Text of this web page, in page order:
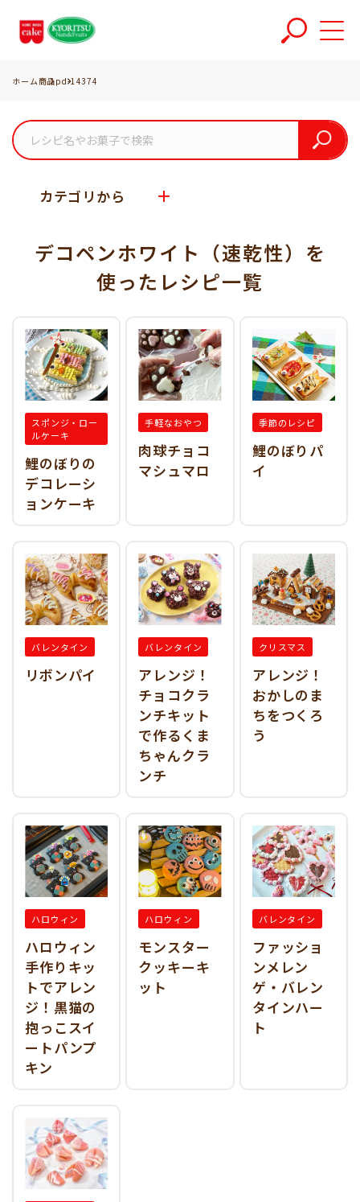
ホーム商品pd-14374
カテゴリから
デコペンホワイト（速乾性）を
使った レシピ一覧
スポンジ・ロー
ルケーキ
鯉のぼりの
デコレーシ
ョンケーキ
手軽なおやつ
肉球チョコ
マシュマロ
季節のレシピ
鯉のぼりパ
イ
バレンタイン
リボンパイ
バレンタイン
アレンジ！
チョコクラ
ンチキット
で作るくま
ちゃんクラ
ンチ
クリスマス
アレンジ！
おかしのま
ちをつくろ
う
ハロウィン
ハロウィン
手作りキッ
トでアレン
ジ！黒猫の
抱っこスイ
ートパンプ
キン
ハロウィン
モンスター
クッキーキ
ット
バレンタイン
ファッショ
ンメレン
ゲ・バレン
タインハー
ト